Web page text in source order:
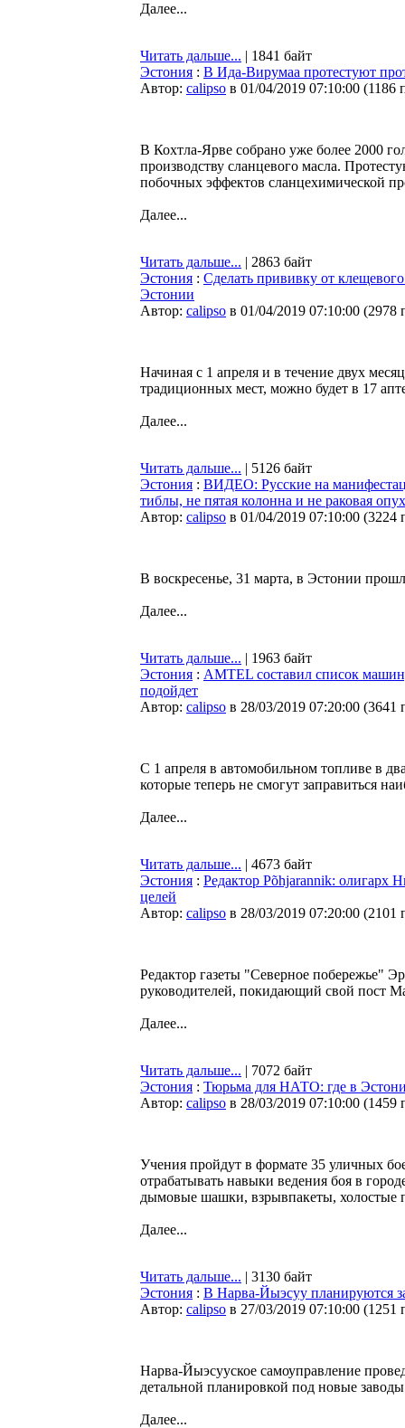
Далее...
Читать дальше... | 1841 байт
Эстония : В Ида-Вирумаа протестуют
Автор: calipso в 01/04/2019 07:10:00 (1186
В Кохтла-Ярве собрано уже более 2000
производству сланцевого масла.
побочных эффектов сланцехимической
Далее...
Читать дальше... | 2863 байт
Эстония : Cделать прививку от
Эстонии
Автор: calipso в 01/04/2019 07:10:00 (2978
Начиная с 1 апреля и в течение двух
традиционных мест, можно будет в 17
Далее...
Читать дальше... | 5126 байт
Эстония : ВИДЕО: Русские на
тиблы, не пятая колонна и не раковая
Автор: calipso в 01/04/2019 07:10:00 (3224
В воскресенье, 31 марта, в Эстонии
Далее...
Читать дальше... | 1963 байт
Эстония : AMTEL составил список
подойдет
Автор: calipso в 28/03/2019 07:20:00 (3641
С 1 апреля в автомобильном топливе в
которые теперь не смогут заправиться
Далее...
Читать дальше... | 4673 байт
Эстония : Редактор Põhjarannik: олигарх
целей
Автор: calipso в 28/03/2019 07:20:00 (2101
Редактор газеты "Северное побережье"
руководителей, покидающий свой пост
Далее...
Читать дальше... | 7072 байт
Эстония : Тюрьма для НАТО: где в
Автор: calipso в 28/03/2019 07:10:00 (1459
Учения пройдут в формате 35 уличных
отрабатывать навыки ведения боя в
дымовые шашки, взрывпакеты, холостые
Далее...
Читать дальше... | 3130 байт
Эстония : В Нарва-Йыэсуу планируются
Автор: calipso в 27/03/2019 07:10:00 (1251
Нарва-Йыэсууское самоуправление
детальной планировкой под новые
Далее...